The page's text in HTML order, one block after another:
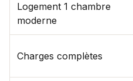
Logement 1 chambre
moderne
Charges complètes